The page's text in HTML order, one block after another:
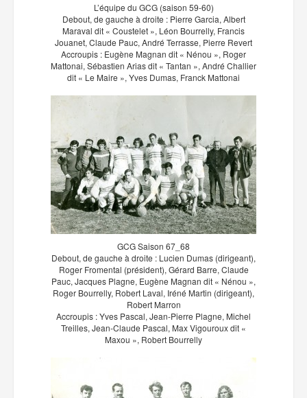
L’équipe du GCG (saison 59-60)
Debout, de gauche à droite : Pierre Garcia, Albert
Maraval dit « Coustelet », Léon Bourrelly, Francis
Jouanet, Claude Pauc, André Terrasse, Pierre Revert
Accroupis : Eugène Magnan dit « Nénou », Roger
Mattonai, Sébastien Arias dit « Tantan », André Challier
dit « Le Maire », Yves Dumas, Franck Mattonai
GCG Saison 67_68
Debout, de gauche à droite : Lucien Dumas (dirigeant),
Roger Fromental (président), Gérard Barre, Claude
Pauc, Jacques Plagne, Eugène Magnan dit « Nénou »,
Roger Bourrelly, Robert Laval, Iréné Martin (dirigeant),
Robert Marron
Accroupis : Yves Pascal, Jean-Pierre Plagne, Michel
Treilles, Jean-Claude Pascal, Max Vigouroux dit «
Maxou », Robert Bourrelly